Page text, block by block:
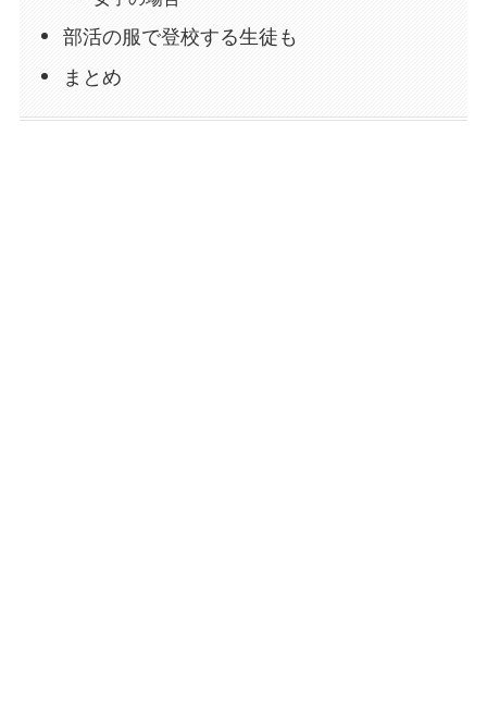
部活の服で登校する生徒も
まとめ